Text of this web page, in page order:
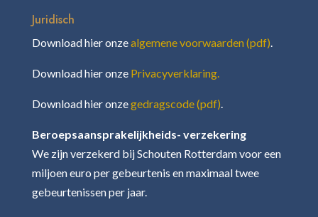
Juridisch
Download hier onzealgemene voorwaarden (pdf).
Download hier onze Privacyverklaring.
Download hier onzegedragscode (pdf).
Beroepsaansprakelijkheids- verzekering
We zijn verzekerd bij Schouten Rotterdam voor een
miljoen euro per gebeurtenis en maximaal twee
gebeurtenissen per jaar.